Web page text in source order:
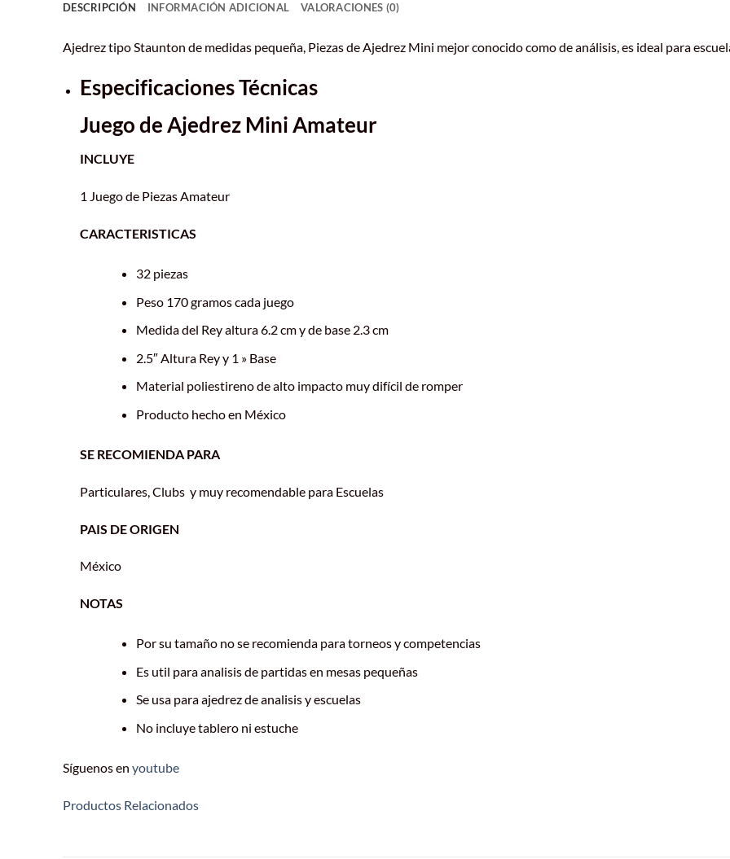
DESCRIPCIÓN INFORMACIÓN ADICIONAL VALORACIONES (0)
Ajedrez tipo Staunton de medidas pequeña, Piezas de Ajedrez Mini mejor conocido como de análisis, es ideal para
Especificaciones Técnicas
Juego de Ajedrez Mini Amateur
INCLUYE
1 Juego de Piezas Amateur
CARACTERISTICAS
32 piezas
Peso 170 gramos cada juego
Medida del Rey altura 6.2 cm y de base 2.3 cm
2.5″ Altura Rey y 1 » Base
Material poliestireno de alto impacto muy difícil de romper
Producto hecho en México
SE RECOMIENDA PARA
Particulares, Clubs y muy recomendable para Escuelas
PAIS DE ORIGEN
México
NOTAS
Por su tamaño no se recomienda para torneos y competencias
Es util para analisis de partidas en mesas pequeñas
Se usa para ajedrez de analisis y escuelas
No incluye tablero ni estuche
Síguenos en youtube
Productos Relacionados